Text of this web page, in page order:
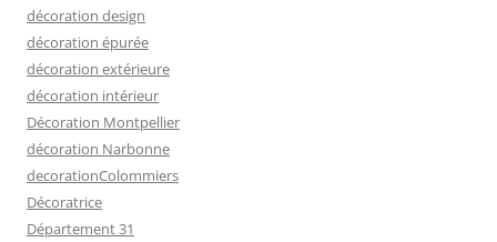
décoration design
décoration épurée
décoration extérieure
décoration intérieur
Décoration Montpellier
décoration Narbonne
decorationColommiers
Décoratrice
Département 31